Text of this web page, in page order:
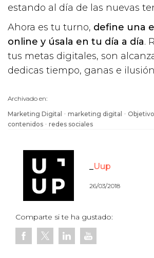
estando al día de las nuevas
Ahora es tu turno, define una
online y úsala en tu día a día.
tus metas digitales, son
dedicas tiempo, ganas e
Archivado en:
Marketing Digital · marketing digital ·
contenidos · redes sociales
Uup
26/03/2018
Comparte si te ha gustado: